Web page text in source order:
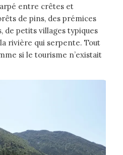
entre crêtes et
de pins, des prémices
de petits villages typiques
rivière qui serpente. Tout
si le tourisme n’existait